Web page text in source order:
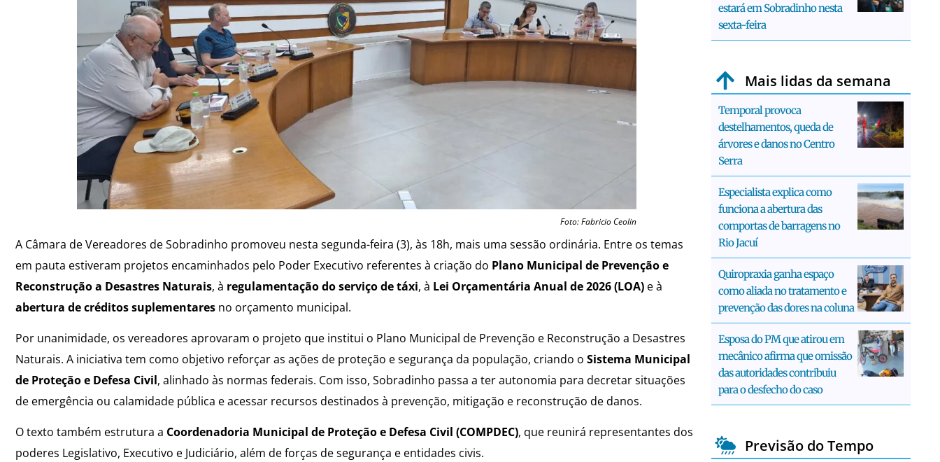
Foto: Fabricio Ceolin
A Câmara de Vereadores de Sobradinho promoveu nesta segunda-feira (3), às 18h, mais uma sessão ordinária. Entre os temas
em pauta estiveram projetos encaminhados pelo Poder Executivo referentes à criação do Plano Municipal de Prevenção e
Reconstrução a Desastres Naturais, à regulamentação do serviço de táxi, à Lei Orçamentária Anual de 2026 (LOA) e à
abertura de créditos suplementares no orçamento municipal.
Por unanimidade, os vereadores aprovaram o projeto que institui o Plano Municipal de Prevenção e Reconstrução a Desastres
Naturais. A iniciativa tem como objetivo reforçar as ações de proteção e segurança da população, criando o Sistema Municipal
de Proteção e Defesa Civil, alinhado às normas federais. Com isso, Sobradinho passa a ter autonomia para decretar situações
de emergência ou calamidade pública e acessar recursos destinados à prevenção, mitigação e reconstrução de danos.
O texto também estrutura a Coordenadoria Municipal de Proteção e Defesa Civil (COMPDEC), que reunirá representantes dos
poderes Legislativo, Executivo e Judiciário, além de forças de segurança e entidades civis.
estará em Sobradinho nesta
sexta-feira
Mais lidas da semana
Temporal provoca
destelhamentos, queda de
árvores e danos no Centro
Serra
Especialista explica como
funciona a abertura das
comportas de barragens no
Rio Jacuí
Quiropraxia ganha espaço
como aliada no tratamento e
prevenção das dores na coluna
Esposa do PM que atirou em
mecânico afirma que omissão
das autoridades contribuiu
para o desfecho do caso
Previsão do Tempo